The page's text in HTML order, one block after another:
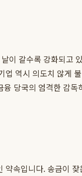
갈수록 강화되고
역시 의도치 않게
융 당국의 엄격한 감
속입니다. 송금이